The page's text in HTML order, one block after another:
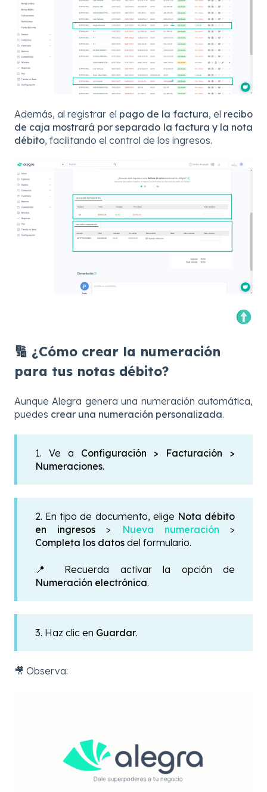
Además, al registrar el pago de la factura, el recibo
de caja mostrará por separado la factura y la nota
débito, facilitando el control de los ingresos.
🔢 ¿Cómo crear la numeración
para tus notas débito?
Aunque Alegra genera una numeración automática,
puedes crear una numeración personalizada.
1. Ve a Configuración > Facturación >
Numeraciones.
2. En tipo de documento, elige Nota débito
en ingresos > Nueva numeración >
Completa los datos del formulario.
📍 Recuerda activar la opción de
Numeración electrónica.
3. Haz clic en Guardar.
🎥 Observa: